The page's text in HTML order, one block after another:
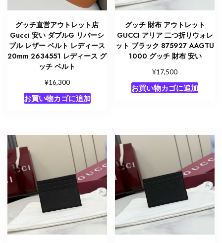
グッチ直営アウトレット店
Gucci 安い ダブルG リバーシ
ブル レザー ベルト レディース
20mm 2634551 レディース グ
ッチ ベルト
¥16,300
お買い物カゴに追加
グッチ 財布 アウトレット
GUCCI アリア 二つ折りウォレ
ット ブラック 875927 AAGTU
1000 グッチ 財布 安い
¥17,500
お買い物カゴに追加